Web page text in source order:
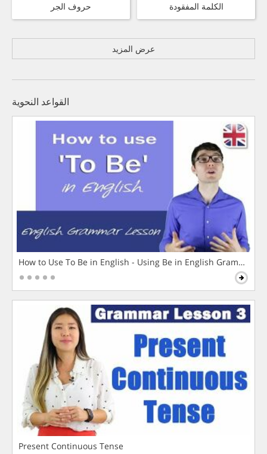
حروف الجر الكلمة المفقودة
عرض المزيد
القواعد النحوية
How to Use To Be in English - Using Be in English Grammar
Present Continuous Tense